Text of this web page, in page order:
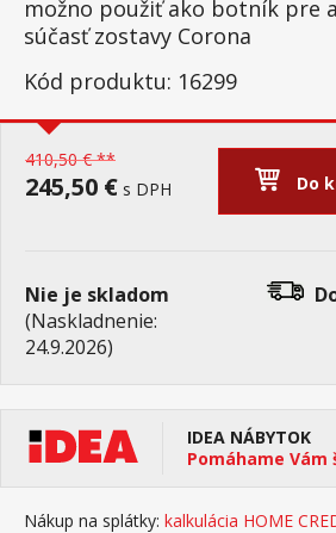
možno použiť ako botník pre
súčasť zostavy Corona
Kód produktu: 16299
410,50 € **
245,50 € s DPH Do
Nie je skladom
(Naskladnenie:
24.9.2026)
IDEA NÁBYTOK
Pomáhame
Nákup na splátky: kalkulácia HOME